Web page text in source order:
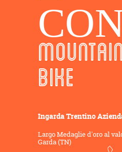
BIKE
Ingarda Trentino
Largo Medaglie d'oro al
Garda (TN)